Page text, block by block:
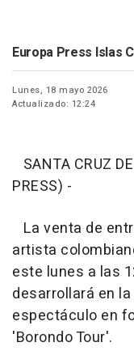
Europa Press Islas
Lunes, 18 mayo 2026
Actualizado: 12:24
SANTA CRUZ
PRESS) -
La venta de
artista
este lunes a las
desarrollará en
espectáculo en
'Borondo Tour'.